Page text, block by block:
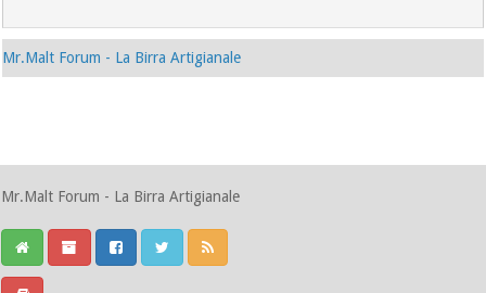
Mr.Malt Forum - La Birra Artigianale
Mr.Malt Forum - La Birra Artigianale